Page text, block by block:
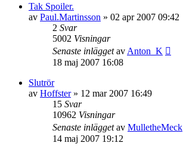
Tak Spoiler.
av Paul.Martinsson » 02 apr 2007 09:42
2 Svar
5002 Visningar
Senaste inläggetav Anton_K
18 maj 2007 16:08
Slutrör
av Hoffster» 12 mar 2007 16:49
15 Svar
10962 Visningar
Senaste inläggetav MulletheMeck
14 maj 2007 19:12